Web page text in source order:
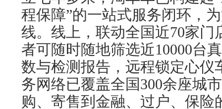
程保障”的一站式服务闭环，
线。线上，联动全国近70家
者可随时随地筛选近10000台
数与检测报告，远程锁定心仪
务网络已覆盖全国300余座城
购、寄售到金融、过户、保